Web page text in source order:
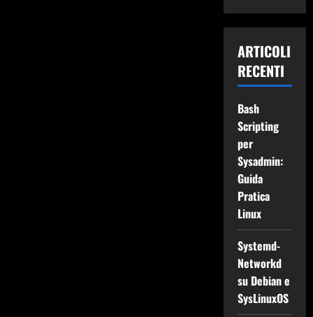
ARTICOLI
RECENTI
Bash
Scripting
per
Sysadmin:
Guida
Pratica
Linux
Systemd-
Networkd
su Debian e
SysLinuxOS